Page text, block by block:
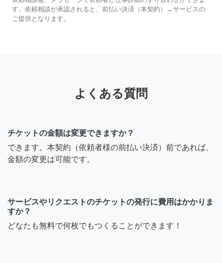
す。依頼相談が承認されると、前払い決済（本契約）→サービスの
ご提供となります。
よくある質問
チケットの金額は変更できますか？
できます。本契約（依頼者様の前払い決済）前であれば、
金額の変更は可能です。
サービスやリクエストのチケットの発行に費用はかかりま
すか？
どなたも無料で何枚でもつくることができます！